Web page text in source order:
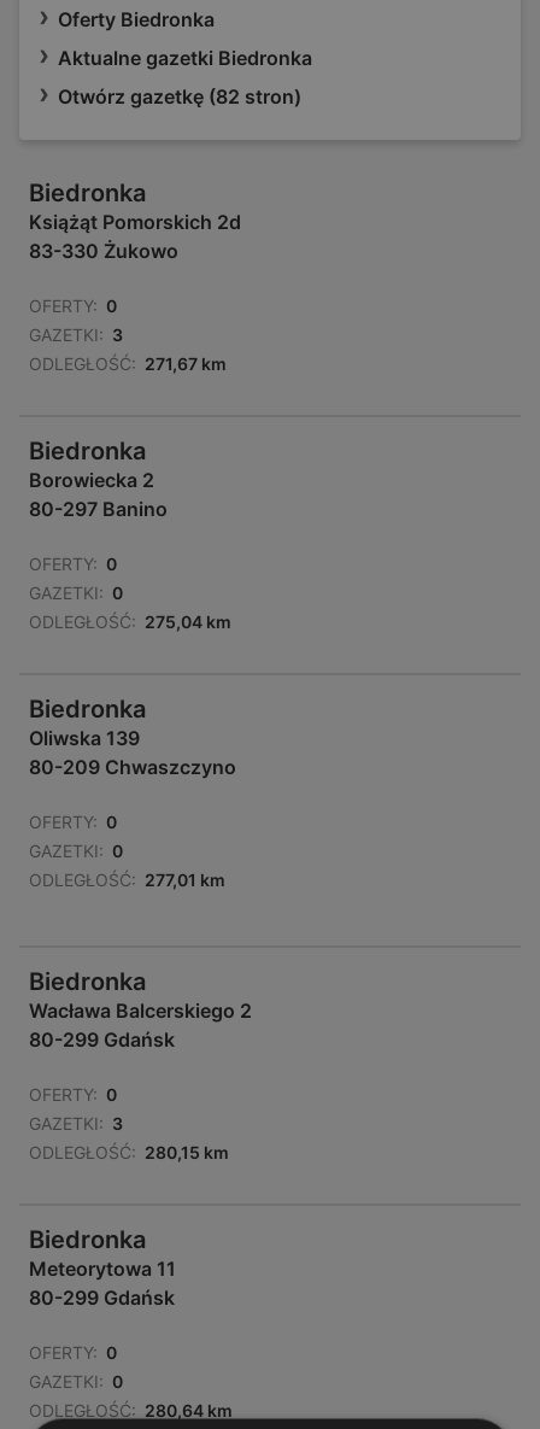
Oferty Biedronka
Aktualne gazetki Biedronka
Otwórz gazetkę (82 stron)
Biedronka
Książąt Pomorskich 2d
83-330 Żukowo
OFERTY: 0
GAZETKI: 3
ODLEGŁOŚĆ: 271,67 km
Biedronka
Borowiecka 2
80-297 Banino
OFERTY: 0
GAZETKI: 0
ODLEGŁOŚĆ: 275,04 km
Biedronka
Oliwska 139
80-209 Chwaszczyno
OFERTY: 0
GAZETKI: 0
ODLEGŁOŚĆ: 277,01 km
Biedronka
Wacława Balcerskiego 2
80-299 Gdańsk
OFERTY: 0
GAZETKI: 3
ODLEGŁOŚĆ: 280,15 km
Biedronka
Meteorytowa 11
80-299 Gdańsk
OFERTY: 0
GAZETKI: 0
ODLEGŁOŚĆ: 280,64 km